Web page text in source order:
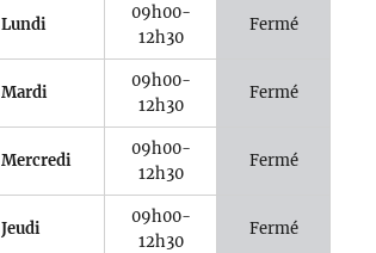
Lundi
09h00-
12h30
Fermé
Mardi
09h00-
12h30
Fermé
Mercredi
09h00-
12h30
Fermé
Jeudi
09h00-
12h30
Fermé